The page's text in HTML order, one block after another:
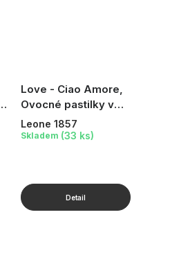
Love - Ciao Amore,
Ovocné pastilky v
plechové dóze, 30 g
Leone 1857
Skladem (33 ks)